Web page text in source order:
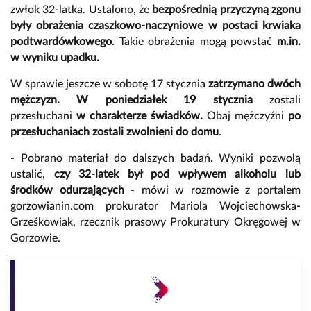
zwłok 32-latka. Ustalono, że bezpośrednią przyczyną zgonu
były obrażenia czaszkowo-naczyniowe w postaci krwiaka
podtwardówkowego. Takie obrażenia mogą powstać m.in.
w wyniku upadku.
W sprawie jeszcze w sobotę 17 stycznia zatrzymano dwóch
mężczyzn. W
poniedziałek 19 styczniazostali
przesłuchani w charakterze świadków. Obaj mężczyźni po
przesłuchaniach zostali zwolnieni do domu.
- Pobrano materiał do dalszych badań. Wyniki pozwolą
ustalić, czy 32-latek był pod wpływem alkoholu lub
środków odurzających- mówi w rozmowie z portalem
gorzowianin.com prokurator Mariola Wojciechowska-
Grześkowiak, rzecznik prasowy Prokuratury Okręgowej w
Gorzowie.